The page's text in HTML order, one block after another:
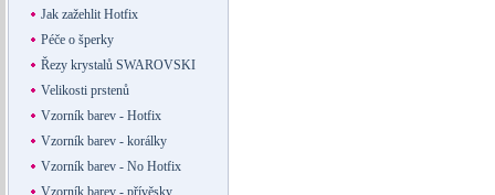
Jak zažehlit Hotfix
Péče o šperky
Řezy krystalů SWAROVSKI
Velikosti prstenů
Vzorník barev - Hotfix
Vzorník barev - korálky
Vzorník barev - No Hotfix
Vzorník barev - přívěsky